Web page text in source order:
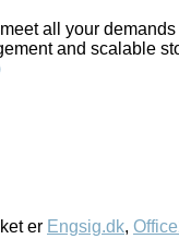
all your
and scalable
er Engsig.dk,